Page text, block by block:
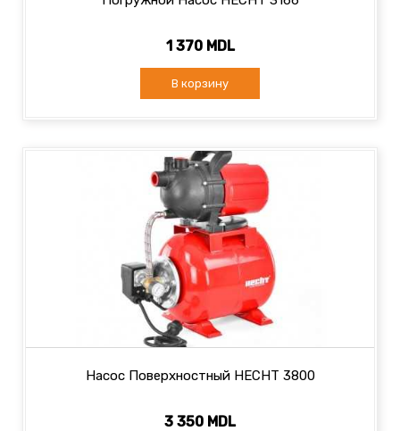
1 370 MDL
В корзину
Насос Поверхностный HECHT 3800
3 350 MDL